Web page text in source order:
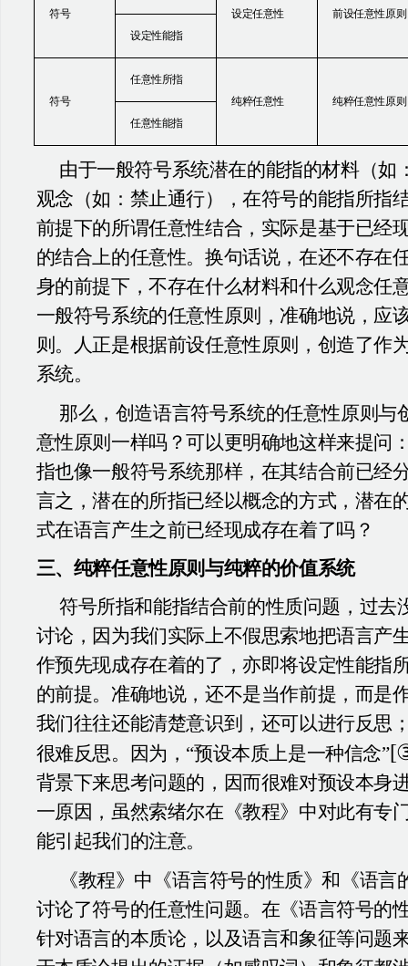
符号
设定任意性
前设任意性原则
设定性能指
符号
任意性所指
纯粹任意性
纯粹任意性原则
任意性能指
由于一般符号系统潜在的能指的材料（如
观念（如：禁止通行），在符号的能指所指
前提下的所谓任意性结合，实际是基于已经
的结合上的任意性。换句话说，在还不存在
身的前提下，不存在什么材料和什么观念任
一般符号系统的任意性原则，准确地说，应
则。人正是根据前设任意性原则，创造了作
系统。
那么，创造语言符号系统的任意性原则与
意性原则一样吗？可以更明确地这样来提问
指也像一般符号系统那样，在其结合前已经
言之，潜在的所指已经以概念的方式，潜在
式在语言产生之前已经现成存在着了吗？
三、纯粹任意性原则与纯粹的价值系统
符号所指和能指结合前的性质问题，过去
讨论，因为我们实际上不假思索地把语言产
作预先现成存在着的了，亦即将设定性能指
的前提。准确地说，还不是当作前提，而是
我们往往还能清楚意识到，还可以进行反思
很难反思。因为，“预设本质上是一种信念”
背景下来思考问题的，因而很难对预设本身
一原因，虽然索绪尔在《教程》中对此有专
能引起我们的注意。
《教程》中《语言符号的性质》和《语
讨论了符号的任意性问题。在《语言符号的
针对语言的本质论，以及语言和象征等问题